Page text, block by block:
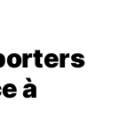
à